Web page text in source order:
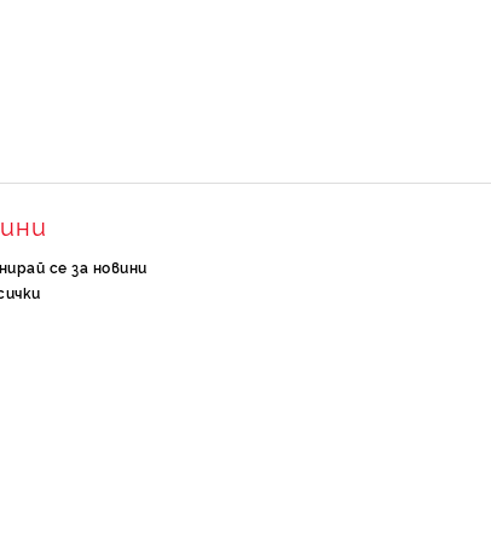
се за новини